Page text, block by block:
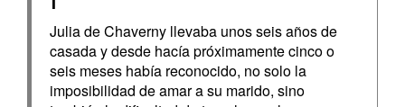
Julia de Chaverny llevaba unos seis años de
casada y desde hacía próximamente cinco o
seis meses había reconocido, no solo la
imposibilidad de amar a su marido, sino